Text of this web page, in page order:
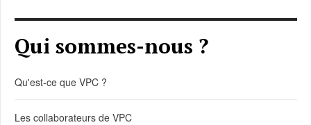
Qui sommes-nous ?
Qu'est-ce que VPC ?
Les collaborateurs de VPC